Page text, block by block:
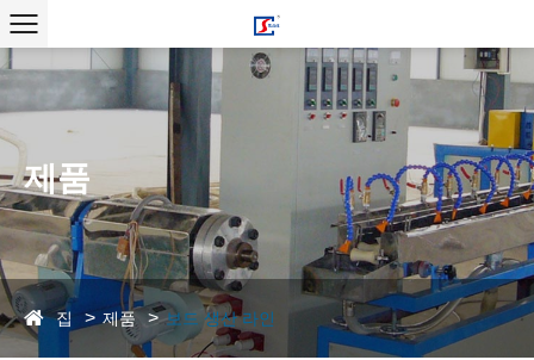
제품
집 제품 보드 생산 라인